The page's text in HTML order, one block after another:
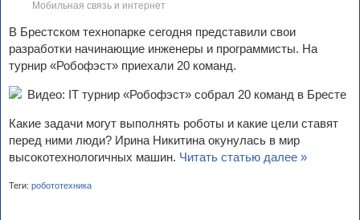
Мобильная связь и интернет
В Брестском технопарке сегодня представили свои
разработки начинающие инженеры и программисты. На
турнир «Робофэст» приехали 20 команд.
Какие задачи могут выполнять роботы и какие цели ставят
перед ними люди? Ирина Никитина окунулась в мир
высокотехнологичных машин. Читать статью далее »
Теги: робототехника